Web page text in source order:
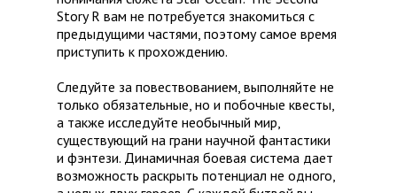
Story R вам не потребуется знакомиться с
предыдущими частями, поэтому самое время
приступить к прохождению.
Следуйте за повествованием, выполняйте не
только обязательные, но и побочные квесты,
а также исследуйте необычный мир,
существующий на грани научной фантастики
и фэнтези. Динамичная боевая система дает
возможность раскрыть потенциал не одного,